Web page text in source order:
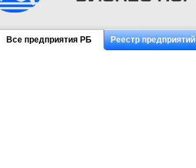
Все предприятия РБ Реестр предприятий